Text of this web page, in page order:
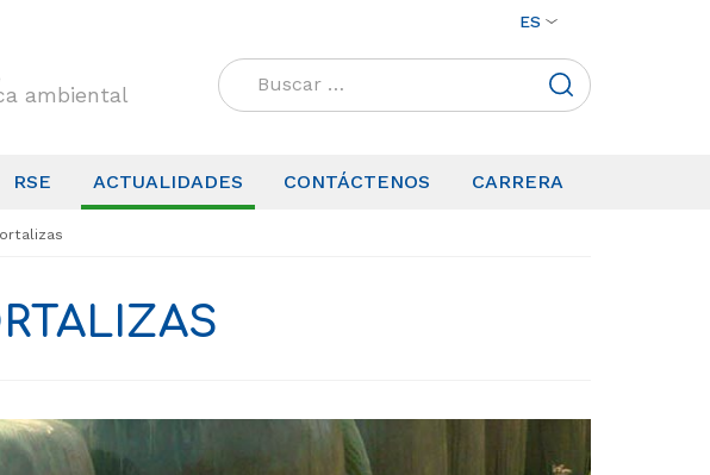
ES
ambiental
Buscar:
RSE ACTUALIDADES CONTÁCTENOS CARRERA